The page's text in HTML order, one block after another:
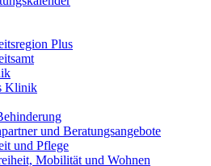
Plus
Klinik
und Beratungsangebote
und Pflege
Mobilität und Wohnen